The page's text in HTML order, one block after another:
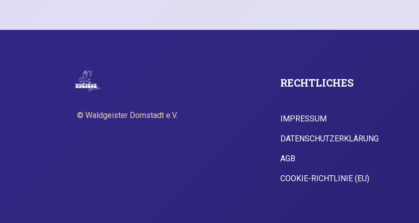
© Waldgeister Dornstadt e.V.
RECHTLICHES
IMPRESSUM
DATENSCHUTZERKLÄRUNG
AGB
COOKIE-RICHTLINIE (EU)